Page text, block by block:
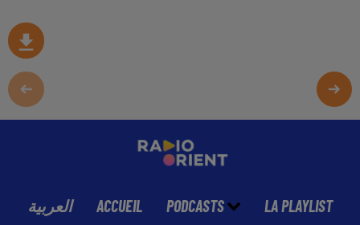
العربية ACCUEIL PODCASTS LA PLAYLIST